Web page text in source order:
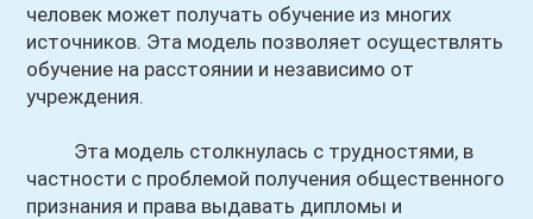
человек может получать обучение из многих
источников. Эта модель позволяет осуществлять
обучение на расстоянии и независимо от
учреждения.
Эта модель столкнулась с трудностями, в
частности с проблемой получения общественного
признания и права выдавать дипломы и